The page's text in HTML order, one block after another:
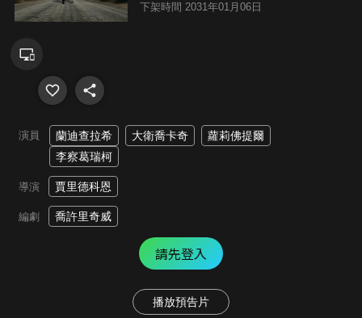
下架時間 2031年01月06日
演員 蘭迪查拉希 大衛喬卡奇
蘿莉佛提爾
李察葛瑞柯
導演 賈里德科恩
編劇 喬許里奇威
請先登入
播放預告片